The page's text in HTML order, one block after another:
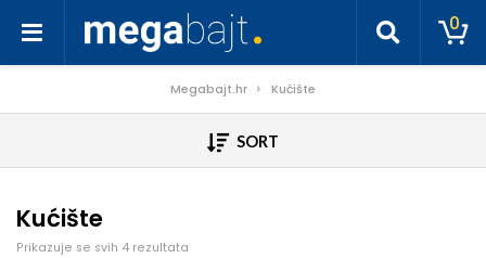
0
Megabajt.hr Kućište
SORT
Kućište
Prikazuje se svih 4 rezultata